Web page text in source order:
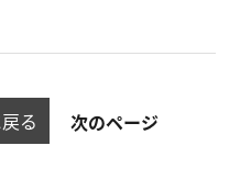
る 次のページ